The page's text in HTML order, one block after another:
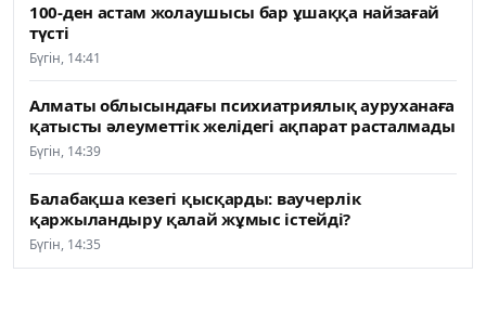
100-ден астам жолаушысы бар ұшаққа найзағай
түсті
Бүгін, 14:41
Алматы облысындағы психиатриялық ауруханаға
қатысты әлеуметтік желідегі ақпарат расталмады
Бүгін, 14:39
Балабақша кезегі қысқарды: ваучерлік
қаржыландыру қалай жұмыс істейді?
Бүгін, 14:35